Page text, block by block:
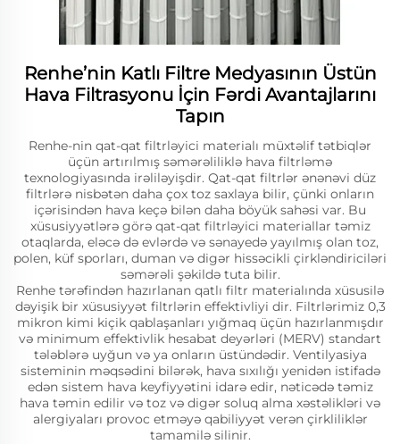
Renhe’nin Katlı Filtre Medyasının Üstün
Hava Filtrasyonu İçin Fərdi Avantajlarını
Tapın
Renhe-nin qat-qat filtrləyici materialı müxtəlif tətbiqlər
üçün artırılmış səmərəliliklə hava filtrləmə
texnologiyasında irəliləyişdir. Qat-qat filtrlər ənənəvi düz
filtrlərə nisbətən daha çox toz saxlaya bilir, çünki onların
içərisindən hava keçə bilən daha böyük sahəsi var. Bu
xüsusiyyətlərə görə qat-qat filtrləyici materiallar təmiz
otaqlarda, eləcə də evlərdə və sənayedə yayılmış olan toz,
polen, küf sporları, duman və digər hissəcikli çirkləndiriciləri
səmərəli şəkildə tuta bilir.
Renhe tərəfindən hazırlanan qatlı filtr materialında xüsusilə
dəyişik bir xüsusiyyət filtrlərin effektivliyi dir. Filtrlərimiz 0,3
mikron kimi kiçik qablaşanları yığmaq üçün hazırlanmışdır
və minimum effektivlik hesabat deyərləri (MERV) standart
tələblərə uyğun və ya onların üstündədir. Ventilyasiya
sisteminin məqsədini bilərək, hava sıxılığı yenidən istifadə
edən sistem hava keyfiyyətini idarə edir, nəticədə təmiz
hava təmin edilir və toz və digər soluq alma xəstəlikləri və
alergiyaları provoc etməyə qabiliyyət verən çirkliliklər
tamamilə silinir.